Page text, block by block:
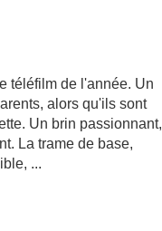
téléfilm de l'année. Un
alors qu'ils sont
Un brin passionnant,
La trame de base,
...